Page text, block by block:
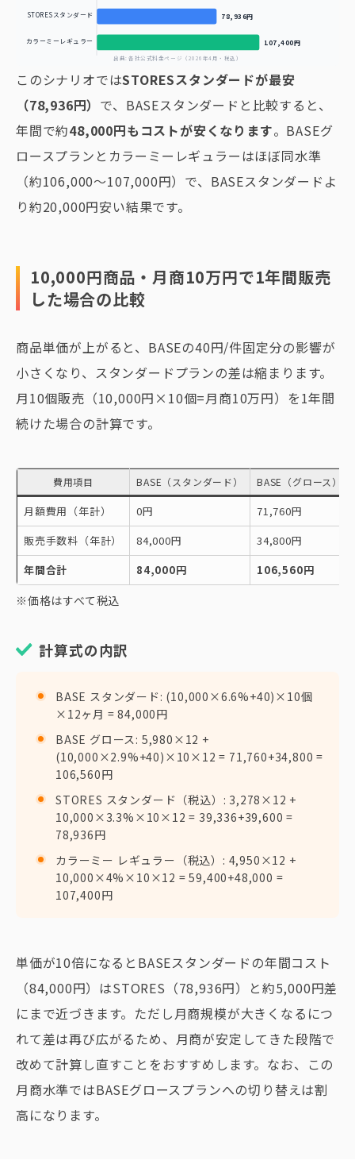
STORESスタンダード 78,936円
カラーミーレギュラー 107,400円
出典: 各社公式料金ページ（2026年4月・税込）
このシナリオではSTORESスタンダードが最安
（78,936円） で、BASEスタンダードと比較すると、
年間で約48,000円もコストが安くなります。BASEグ
ロースプランとカラーミーレギュラーはほぼ同水準
（約106,000〜107,000円）で、BASEスタンダードよ
り約20,000円安い結果です。
10,000円商品・月商10万円で1年間販売
した場合の比較
商品単価が上がると、BASEの40円/件固定分の影響が
小さくなり、スタンダードプランの差は縮まります。
月10個販売（10,000円×10個=月商10万円）を1年間
続けた場合の計算です。
費用項目 BASE（スタンダード） BASE（グロース）
月額費用（年計） 0円
71,760円
販売手数料（年計）
84,000円
34,800円
年間合計
84,000円 106,560円
※価格はすべて税込
計算式の内訳
BASE スタンダード: (10,000×6.6%+40)×10個
×12ヶ月 = 84,000円
BASE グロース: 5,980×12 +
(10,000×2.9%+40)×10×12 = 71,760+34,800 =
106,560円
STORES スタンダード（税込）: 3,278×12 +
10,000×3.3%×10×12 = 39,336+39,600 =
78,936円
カラーミー レギュラー（税込）: 4,950×12 +
10,000×4%×10×12 = 59,400+48,000 =
107,400円
単価が10倍になるとBASEスタンダードの年間コスト
（84,000円）はSTORES（78,936円）と約5,000円差
にまで近づきます。ただし月商規模が大きくなるにつ
れて差は再び広がるため、月商が安定してきた段階で
改めて計算し直すことをおすすめします。なお、この
月商水準ではBASEグロースプランへの切り替えは割
高になります。